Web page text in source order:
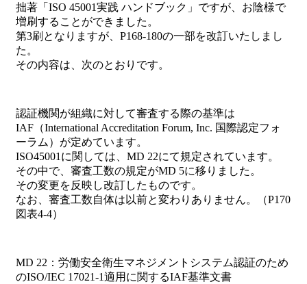
拙著「ISO 45001実践 ハンドブック」ですが、お陰様で
増刷することができました。
第3刷となりますが、P168-180の一部を改訂いたしまし
た。
その内容は、次のとおりです。
認証機関が組織に対して審査する際の基準は
IAF（International Accreditation Forum, Inc. 国際認定フォ
ーラム）が定めています。
ISO45001に関しては、MD 22にて規定されています。
その中で、審査工数の規定がMD 5に移りました。
その変更を反映し改訂したものです。
なお、審査工数自体は以前と変わりありません。（P170
図表4-4）
MD 22：労働安全衛生マネジメントシステム認証のため
のISO/IEC 17021-1適用に関するIAF基準文書